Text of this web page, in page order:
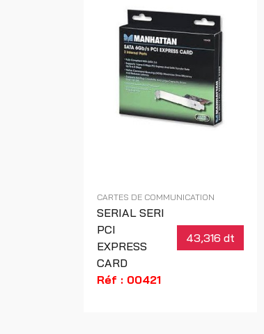
CARTES DE COMMUNICATION
SERIAL SERI
PCI
EXPRESS
CARD
43,316 dt
Réf : 00421